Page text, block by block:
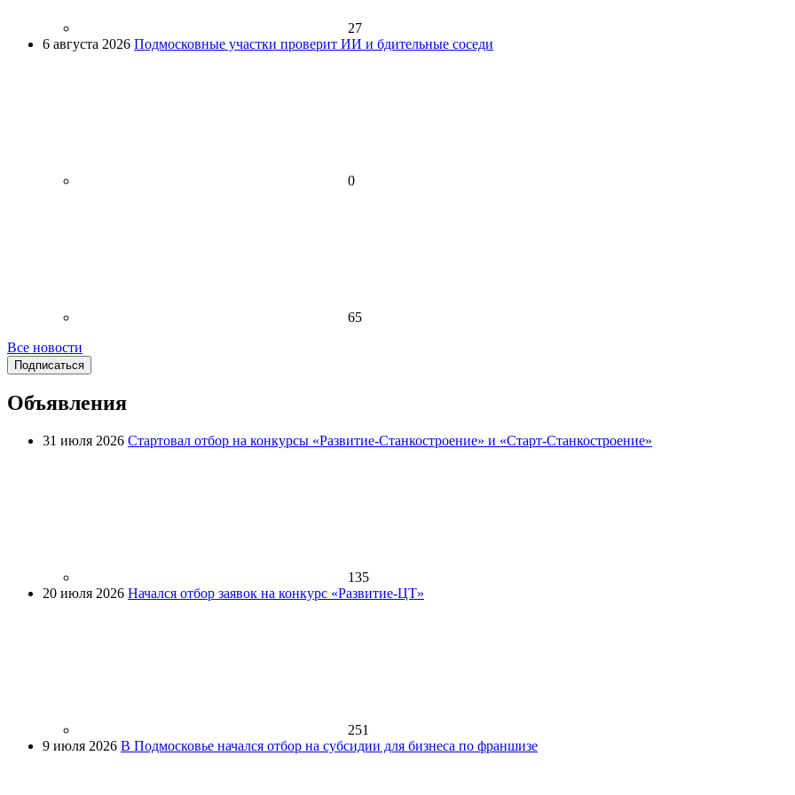
27
6 августа 2026 Подмосковные участки проверит ИИ и бдительные соседи
0
65
Все новости
Подписаться
Объявления
31 июля 2026 Стартовал отбор на конкурсы «Развитие-Станкостроение» и «Старт-Станкостроение»
135
20 июля 2026 Начался отбор заявок на конкурс «Развитие-ЦТ»
251
9 июля 2026 В Подмосковье начался отбор на субсидии для бизнеса по франшизе